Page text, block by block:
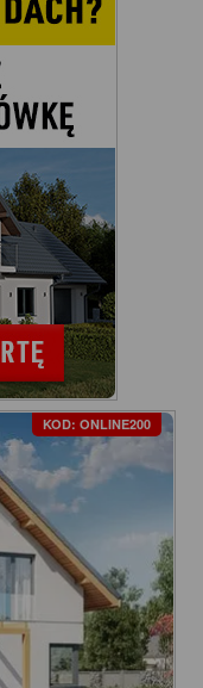
KOD: ONLINE200